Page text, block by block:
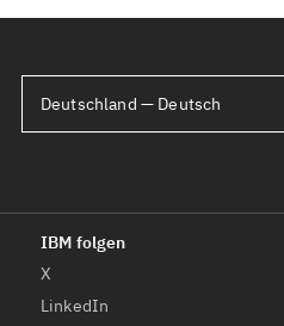
X
LinkedIn
Deutschland — Deutsch